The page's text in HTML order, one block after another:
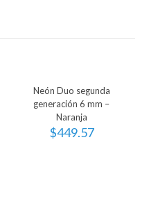
Neón Duo segunda
generación 6 mm –
Naranja
$449.57